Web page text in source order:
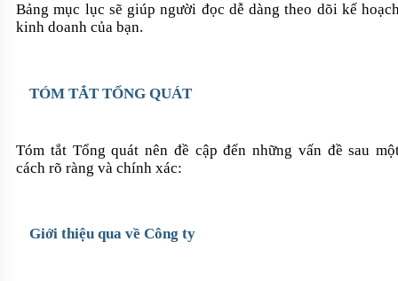
Bảng mục lục sẽ giúp người đọc dễ dàng theo dõi kế
kinh doanh của bạn.
TÓM TẮT TỔNG QUÁT
Tóm tắt Tổng quát nên đề cập đến những vấn đề sau
cách rõ ràng và chính xác:
Giới thiệu qua về Công ty